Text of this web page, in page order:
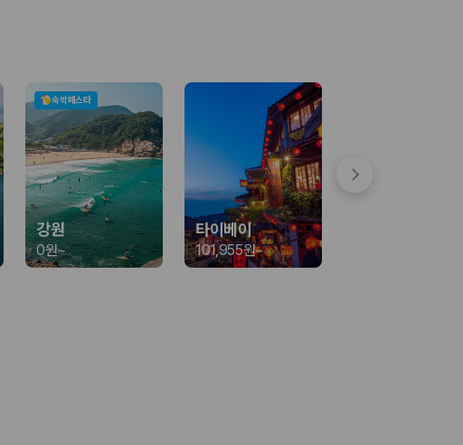
차 조건을 함께 확인할 수 있도록 돕습니다.
숙박페스타
강원
0원~
타이베이
101,955원~